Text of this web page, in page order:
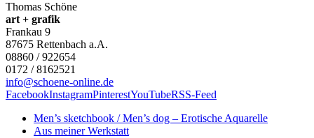
Thomas Schöne
art + grafik
Frankau 9
87675 Rettenbach a.A.
08860 / 922654
0172 / 8162521
info@schoene-online.de
FacebookInstagramPinterestYouTubeRSS-Feed
Men’s sketchbook / Men’s dog – Erotische Aquarelle
Aus meiner Werkstatt